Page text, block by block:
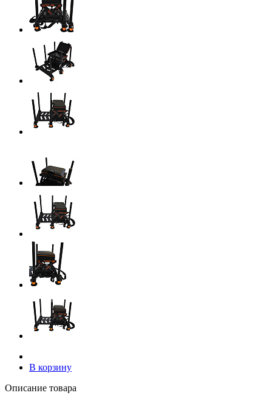
В корзину
Описание товара